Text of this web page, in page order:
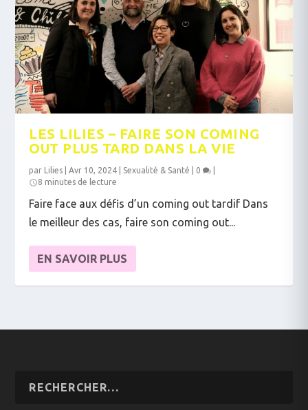
LES LILIES – FAIRE SON COMING
OUT PLUS TARD DANS LA VIE
par Lilies |Avr 10, 2024 Sexualité & Santé 0
8 minutes de lecture
Faire face aux défis d’un coming out tardif Dans
le meilleur des cas, faire son coming out...
EN SAVOIR PLUS